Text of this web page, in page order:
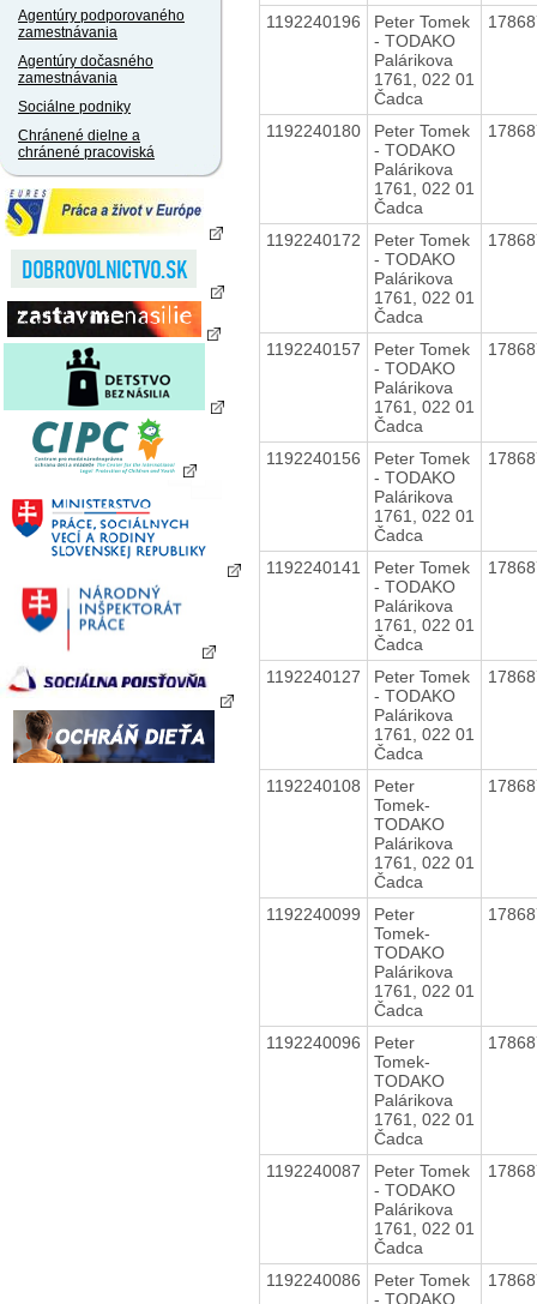
Agentúry podporovaného
zamestnávania
Agentúry dočasného
zamestnávania
Sociálne podniky
Chránené dielne a
chránené pracoviská
1192240196
Peter Tomek
- TODAKO
Palárikova
1761, 022 01
Čadca
1192240180
Peter Tomek
- TODAKO
Palárikova
1761, 022 01
Čadca
1192240172
Peter Tomek
- TODAKO
Palárikova
1761, 022 01
Čadca
1192240157
Peter Tomek
- TODAKO
Palárikova
1761, 022 01
Čadca
1192240156
Peter Tomek
- TODAKO
Palárikova
1761, 022 01
Čadca
1192240141
Peter Tomek
- TODAKO
Palárikova
1761, 022 01
Čadca
1192240127
Peter Tomek
- TODAKO
Palárikova
1761, 022 01
Čadca
1192240108
Peter
Tomek-
TODAKO
Palárikova
1761, 022 01
Čadca
1192240099
Peter
Tomek-
TODAKO
Palárikova
1761, 022 01
Čadca
1192240096
Peter
Tomek-
TODAKO
Palárikova
1761, 022 01
Čadca
1192240087
Peter Tomek
- TODAKO
Palárikova
1761, 022 01
Čadca
1192240086
Peter Tomek
- TODAKO